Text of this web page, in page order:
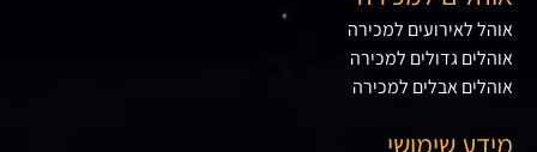
אוהל לאירועים למכירה
אוהלים גדולים למכירה
אוהלים אבלים למכירה
מידע שימושי